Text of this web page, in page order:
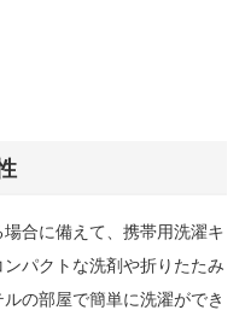
合に備えて、携帯用洗濯キ
パクトな洗剤や折りたたみ
の部屋で簡単に洗濯ができ